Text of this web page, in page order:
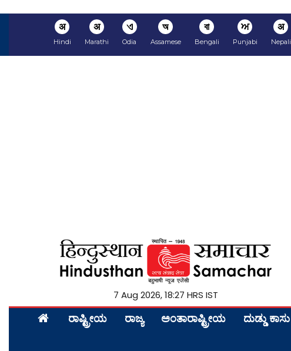
अ
Hindi
अ
Marathi
ଏ
Odia
অ
Assamese
বা
Bengali
ਅ
Punjabi
अ
Nepali
7 Aug 2026, 18:27 HRS IST
ರಾಷ್ಟ್ರೀಯ ರಾಜ್ಯ ಅಂತಾರಾಷ್ಟ್ರೀಯ ದುಡ್ಡು ಕಾಸು